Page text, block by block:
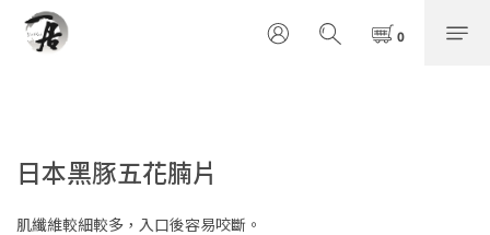
日本黑豚五花腩片
肌纖維較細較多，入口後容易咬斷。